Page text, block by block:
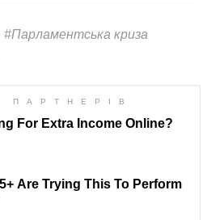
#Парламентська криза